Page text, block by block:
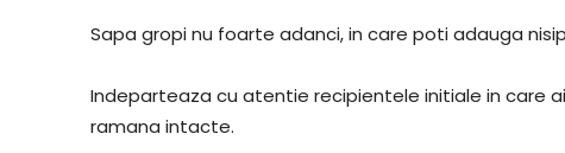
Sapa gropi nu foarte adanci, in care poti adauga
Indeparteaza cu atentie recipientele initiale in care
ramana intacte.